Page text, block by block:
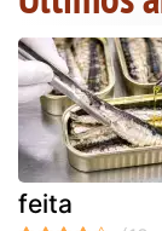
feita